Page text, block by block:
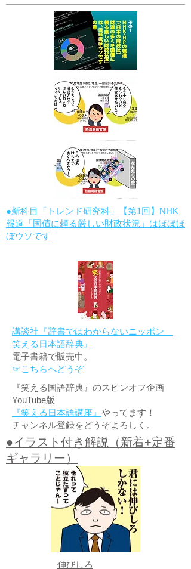
●新科目「トレンド研究科」【第1回】NHK
報道「国債に頼る厳しい財政状況」はほぼほ
ぼウソです
講談社『辞書ではわからないニッポン
笑える日本語辞典』
電子書籍で販売中。
☞こちらへどうぞ
『笑える国語辞典』のスピンオフ企画
YouTube版
『笑える日本語講座』 やってます！
チャンネル登録をどうぞよろしく。
●イラスト付き解説（新着+定番
ギャラリー）